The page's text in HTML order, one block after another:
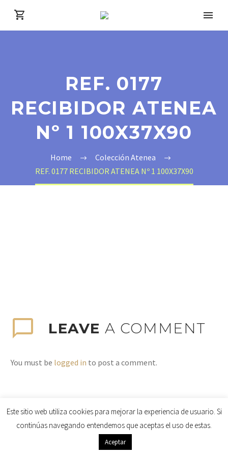
REF. 0177
RECIBIDOR ATENEA
Nº 1 100X37X90
Home
Colección Atenea
REF. 0177 RECIBIDOR ATENEA Nº 1 100X37X90
LEAVE A COMMENT
You must be logged in to post a comment.
Este sitio web utiliza cookies para mejorar la experiencia de usuario. Si
continúas navegando entendemos que aceptas el uso de estas.
Aceptar